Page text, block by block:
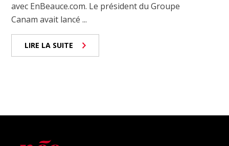
avec EnBeauce.com. Le président du Groupe
Canam avait lancé ...
LIRE LA SUITE